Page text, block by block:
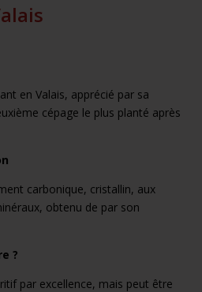
en Valais, apprécié par sa
cépage le plus planté après
carbonique, cristallin, aux
obtenu de par son
?
par excellence, mais peut être